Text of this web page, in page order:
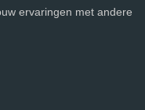
ervaringen met andere